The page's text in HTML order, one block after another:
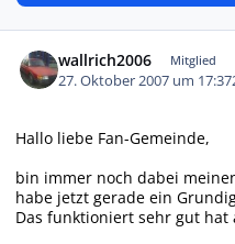
wallrich2006 Mitglied
27. Oktober 2007 um 17:37
Hallo liebe Fan-Gemeinde,
bin immer noch dabei
habe jetzt gerade ein
Das funktioniert sehr gut hat